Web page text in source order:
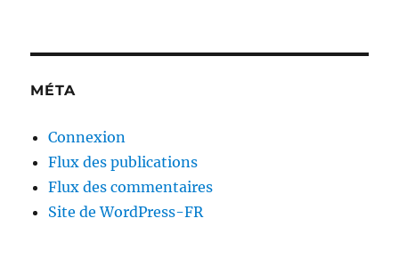
MÉTA
Connexion
Flux des publications
Flux des commentaires
Site de WordPress-FR